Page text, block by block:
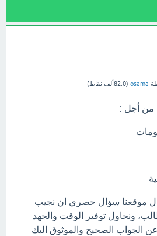
osama
(82.0ألف نقاط)
من أجل :
موقعنا سؤال حصري ان نجيب
ونحاول توفير الوقت والجهد
الصحيح والموثوق اليك